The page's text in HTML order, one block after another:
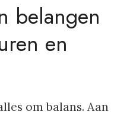
belangen
en
om balans. Aan